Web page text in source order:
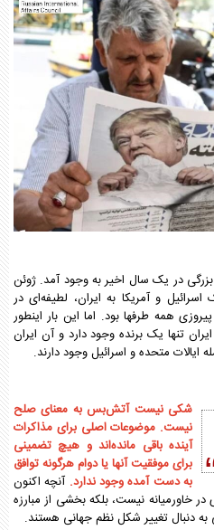
در یک سال اخیر به وجود آمد. ژوئن
و آمریکا به ایران، لطیفه‌ای در
همه طرفها بود. اما این بار اینطور
تنها یک برنده وجود دارد و آن ایران
ایالات متحده و اسرائیل وجود دارند.
شکی نیست آتش‌بس به معنای صلح
نیست. موضوعات اصلی برای مذاکرات
آینده باقی مانده‌اند و هیچ تضمینی
برای موفقیت آنها یا دوام هرگونه توافق
به دست آمده وجود ندارد. آنچه اکنون
خاورمیانه نیست، بلکه بخشی از مبارزه
دنبال تغییر شکل نظم جهانی هستند.